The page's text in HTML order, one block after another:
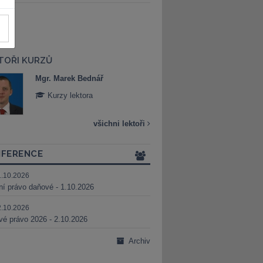
KURZŮ
Mgr. Marek Bednář
Kurzy lektora
všichni lektoři
právo daňové - 1.10.2026
právo 2026 - 2.10.2026
Archiv